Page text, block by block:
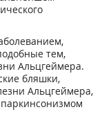
тем,
Альцгеймера.
бляшки,
Альцгеймера,